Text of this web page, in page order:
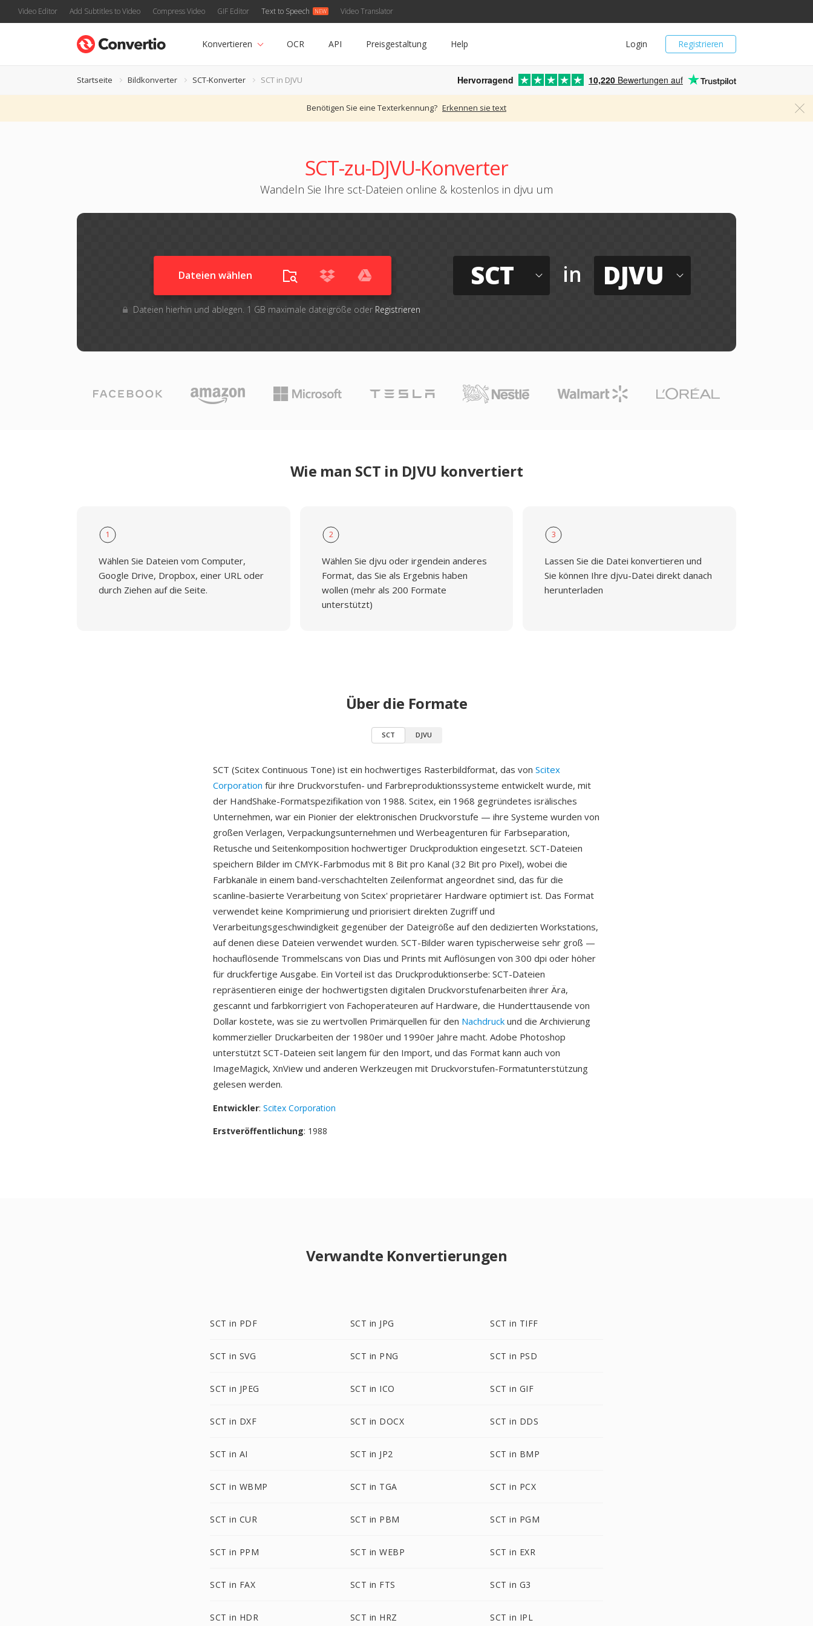
Video Editor Add Subtitles to Video Compress Video GIF Editor Text to Speech Video Translator
Registrieren
Login
Konvertieren OCR API Preisgestaltung Help
Startseite Bildkonverter SCT-Konverter SCT in DJVU Hervorragend 10,220 Bewertungen auf
Benötigen Sie eine Texterkennung? Erkennen sie text
SCT-zu-DJVU-Konverter
Wandeln Sie Ihre sct-Dateien online & kostenlos in djvu um
Dateien wählen
Dateien hierhin und ablegen. 1 GB maximale dateigröße oder Registrieren
SCT in DJVU
Wie man SCT in DJVU konvertiert
1
Wählen Sie Dateien vom Computer,
Google Drive, Dropbox, einer URL oder
durch Ziehen auf die Seite.
2
Wählen Sie djvu oder irgendein anderes
Format, das Sie als Ergebnis haben
wollen (mehr als 200 Formate
unterstützt)
3
Lassen Sie die Datei konvertieren und
Sie können Ihre djvu-Datei direkt danach
herunterladen
Über die Formate
SCT DJVU
SCT (Scitex Continuous Tone) ist ein hochwertiges Rasterbildformat, das von Scitex
Corporation für ihre Druckvorstufen- und Farbreproduktionssysteme entwickelt wurde, mit
der HandShake-Formatspezifikation von 1988. Scitex, ein 1968 gegründetes isrälisches
Unternehmen, war ein Pionier der elektronischen Druckvorstufe — ihre Systeme wurden von
großen Verlagen, Verpackungsunternehmen und Werbeagenturen für Farbseparation,
Retusche und Seitenkomposition hochwertiger Druckproduktion eingesetzt. SCT-Dateien
speichern Bilder im CMYK-Farbmodus mit 8 Bit pro Kanal (32 Bit pro Pixel), wobei die
Farbkanäle in einem band-verschachtelten Zeilenformat angeordnet sind, das für die
scanline-basierte Verarbeitung von Scitex' proprietärer Hardware optimiert ist. Das Format
verwendet keine Komprimierung und priorisiert direkten Zugriff und
Verarbeitungsgeschwindigkeit gegenüber der Dateigröße auf den dedizierten Workstations,
auf denen diese Dateien verwendet wurden. SCT-Bilder waren typischerweise sehr groß —
hochauflösende Trommelscans von Dias und Prints mit Auflösungen von 300 dpi oder höher
für druckfertige Ausgabe. Ein Vorteil ist das Druckproduktionserbe: SCT-Dateien
repräsentieren einige der hochwertigsten digitalen Druckvorstufenarbeiten ihrer Ära,
gescannt und farbkorrigiert von Fachoperateuren auf Hardware, die Hunderttausende von
Dollar kostete, was sie zu wertvollen Primärquellen für den Nachdruck und die Archivierung
kommerzieller Druckarbeiten der 1980er und 1990er Jahre macht. Adobe Photoshop
unterstützt SCT-Dateien seit langem für den Import, und das Format kann auch von
ImageMagick, XnView und anderen Werkzeugen mit Druckvorstufen-Formatunterstützung
gelesen werden.
Entwickler: Scitex Corporation
Erstveröffentlichung: 1988
Verwandte Konvertierungen
SCT in PDF SCT in JPG SCT in TIFF
SCT in SVG SCT in PNG SCT in PSD
SCT in JPEG SCT in ICO SCT in GIF
SCT in DXF SCT in DOCX SCT in DDS
SCT in AI SCT in JP2 SCT in BMP
SCT in WBMP SCT in TGA SCT in PCX
SCT in CUR SCT in PBM SCT in PGM
SCT in PPM SCT in WEBP SCT in EXR
SCT in FAX SCT in FTS SCT in G3
SCT in HDR SCT in HRZ SCT in IPL